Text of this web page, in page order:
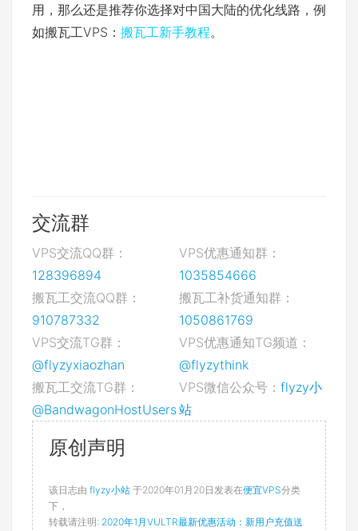
用，那么还是推荐你选择对中国大陆的优化线路，例
如搬瓦工VPS： 搬瓦工新手教程。
交流群
VPS交流QQ群：
128396894
VPS优惠通知群：
1035854666
搬瓦工交流QQ群：
910787332
搬瓦工补货通知群：
1050861769
VPS交流TG群：
@flyzyxiaozhan
VPS优惠通知TG频道：
@flyzythink
搬瓦工交流TG群：
@BandwagonHostUsers
VPS微信公众号： flyzy小
站
原创声明
该日志由 flyzy小站 于2020年01月20日发表在便宜VPS分类
下，
转载请注明: 2020年1月VULTR最新优惠活动：新用户充值送